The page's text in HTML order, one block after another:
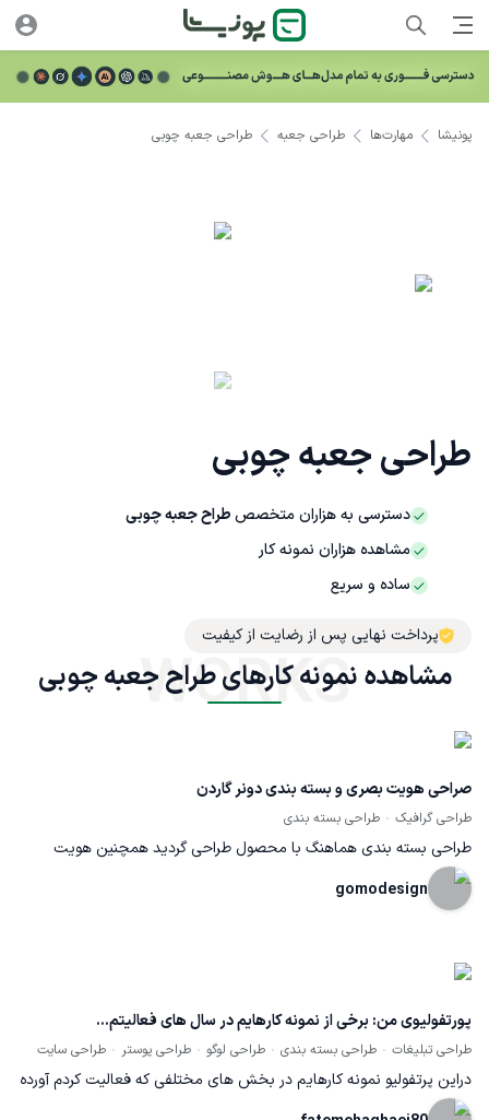
طراحی جعبه چوبی
دسترسی به هزاران متخصصطراح جعبه چوبی
مشاهده هزاران نمونه کار
ساده و سریع
پرداخت نهایی پس از رضایت از کیفیت
پونیشا مهارت‌ها طراحی جعبه طراحی جعبه چوبی
مشاهده نمونه کارهای طراح جعبه چوبی
WORKS
صراحی هویت بصری و بسته بندی دونر گاردن
طراحی گرافیک طراحی بسته بندی
طراحی بسته بندی هماهنگ با محصول طراحی گردید همچنین هویت
بصری برند در هماهنگی با لوگو توسعه پیدا کرد. - منتخب دو سالانه بسته
gomodesign
پورتفولیوی من: برخی از نمونه کارهایم در سال های فعالیتم...
طراحی تبلیغات طراحی بسته بندی طراحی لوگو طراحی پوستر طراحی سایت
دراین پرتفولیو نمونه کارهایم در بخش های مختلفی که فعالیت کردم آورده
شده است.